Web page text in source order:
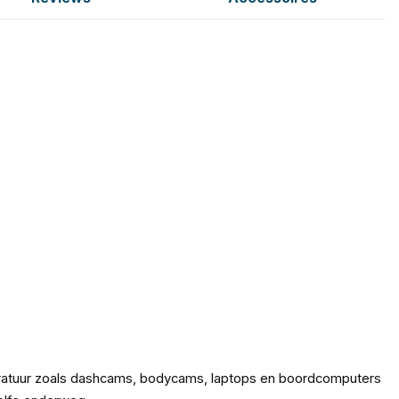
zoals dashcams, bodycams, laptops en boordcomputers